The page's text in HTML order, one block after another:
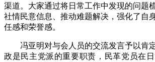
渠道。大家通过将日常工作中发现的问题
社情民意信息、推动难题解决，强化了自
任感和荣誉感。
冯亚明对与会人员的交流发言予以肯
政是民主党派的重要职责，民革党员在